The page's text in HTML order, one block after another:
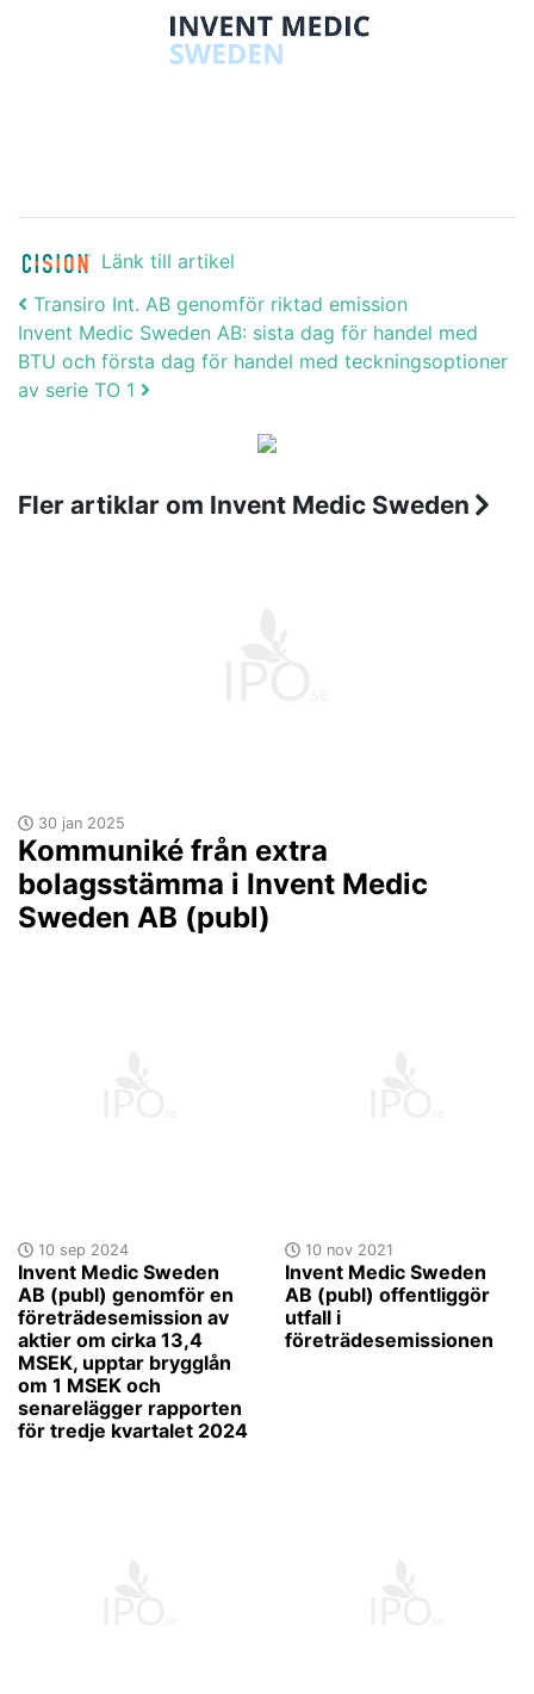
Länk till artikel
Post navigation
Transiro Int. AB genomför riktad emission
Invent Medic Sweden AB: sista dag för handel med
BTU och första dag för handel med teckningsoptioner
av serie TO 1
Fler artiklar om Invent Medic Sweden
30 jan 2025
Kommuniké från extra
bolagsstämma i Invent Medic
Sweden AB (publ)
10 sep 2024
Invent Medic Sweden
AB (publ) genomför en
företrädesemission av
aktier om cirka 13,4
MSEK, upptar brygglån
om 1 MSEK och
senarelägger rapporten
för tredje kvartalet 2024
10 nov 2021
Invent Medic Sweden
AB (publ) offentliggör
utfall i
företrädesemissionen